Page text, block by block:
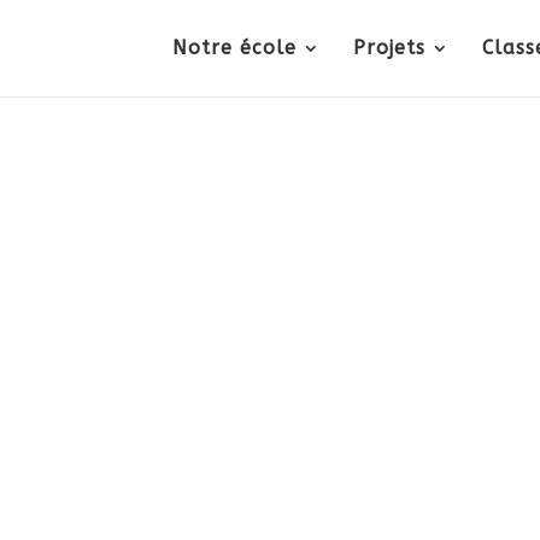
Notre école Projets